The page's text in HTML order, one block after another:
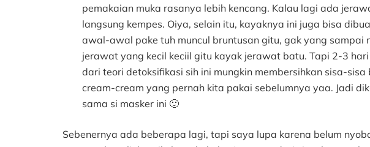
pemakaian muka rasanya lebih kencang. Kalau lagi ada
langsung kempes. Oiya, selain itu, kayaknya ini juga bisa
awal-awal pake tuh muncul bruntusan gitu, gak yang sampai
jerawat yang kecil keciil gitu kayak jerawat batu. Tapi 2-3
dari teori detoksifikasi sih ini mungkin membersihkan sisa-
cream-cream yang pernah kita pakai sebelumnya yaa. Jadi
sama si masker ini 🙂
Sebenernya ada beberapa lagi, tapi saya lupa karena belum